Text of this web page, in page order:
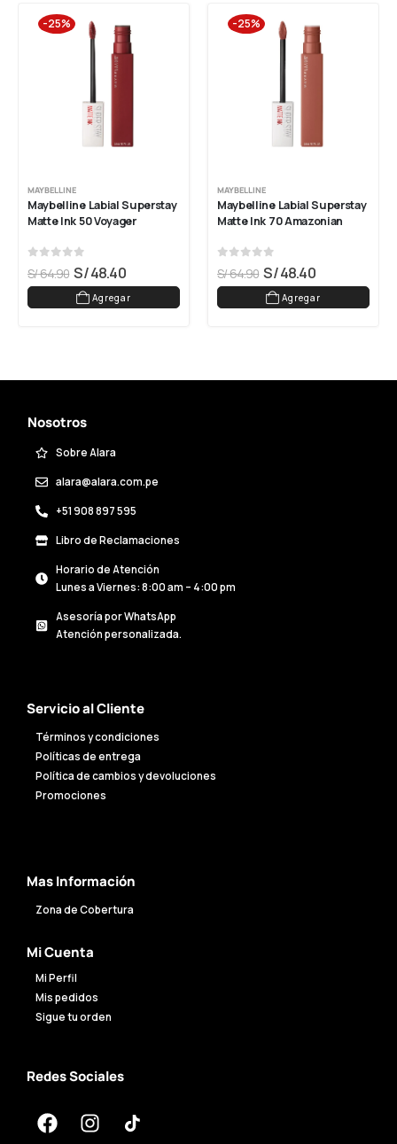
-25%
MAYBELLINE
Maybelline Labial Superstay
Matte Ink 50 Voyager
out of 5
S/64.90 S/48.40
Agregar
-25%
MAYBELLINE
Maybelline Labial Superstay
Matte Ink 70 Amazonian
out of 5
S/64.90 S/48.40
Agregar
Nosotros
Sobre Alara
alara@alara.com.pe
+51 908 897 595
Libro de Reclamaciones
Horario de Atención
Lunes a Viernes: 8:00 am – 4:00 pm
Asesoría por WhatsApp
Atención personalizada.
Servicio al Cliente
Términos y condiciones
Políticas de entrega
Política de cambios y devoluciones
Promociones
Mas Información
Zona de Cobertura
Mi Cuenta
Mi Perfil
Mis pedidos
Sigue tu orden
Redes Sociales